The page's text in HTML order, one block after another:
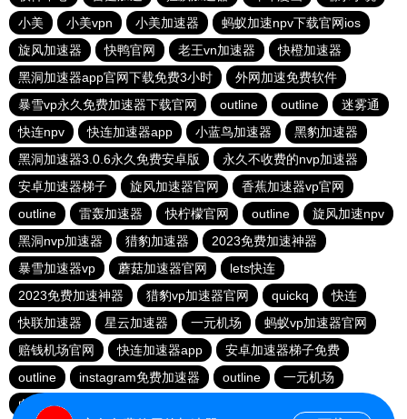
小美
小美vpn 小美加速器
蚂蚁加速npv下载官网ios
旋风加速器
快鸭官网 老王vn加速器
快橙加速器
黑洞加速器app官网下载免费3小时
外网加速免费软件
暴雪vp永久免费加速器下载官网
outline outline
迷雾通
快连npv
快连加速器app 小蓝鸟加速器
黑豹加速器
黑洞加速器3.0.6永久免费安卓版
永久不收费的nvp加速器
安卓加速器梯子
旋风加速器官网
香蕉加速器vp官网
outline
雷轰加速器 快柠檬官网 outline
旋风加速npv
黑洞nvp加速器
猎豹加速器
2023免费加速神器
暴雪加速器vp
蘑菇加速器官网
lets快连
2023免费加速神器
猎豹vp加速器官网 quickq
快连
快联加速器
星云加速器 一元机场
蚂蚁vp加速器官网
赔钱机场官网
快连加速器app
安卓加速器梯子免费
outline
instagram免费加速器 outline
一元机场
白鲸加速官方正版